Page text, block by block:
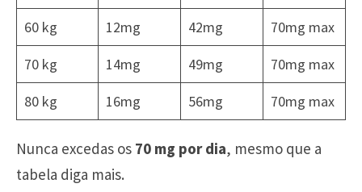
60 kg
12mg 42mg
70mg max
70 kg
14mg 49mg
70mg max
80 kg
16mg 56mg 70mg max
Nunca excedas os 70 mg por dia, mesmo que a
tabela diga mais.